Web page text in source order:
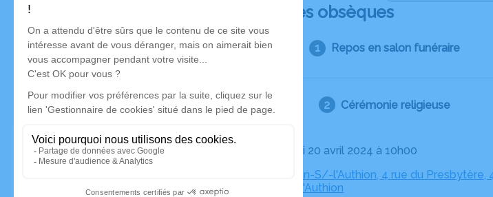
Déroulé des obsèques
Repos en salon funéraire
Cérémonie religieuse
Le samedi 20 avril 2024 à 10h00
Église Brain-S/-l'Authion, 4 rue du Presbytère,
Brain-sur-l'Authion